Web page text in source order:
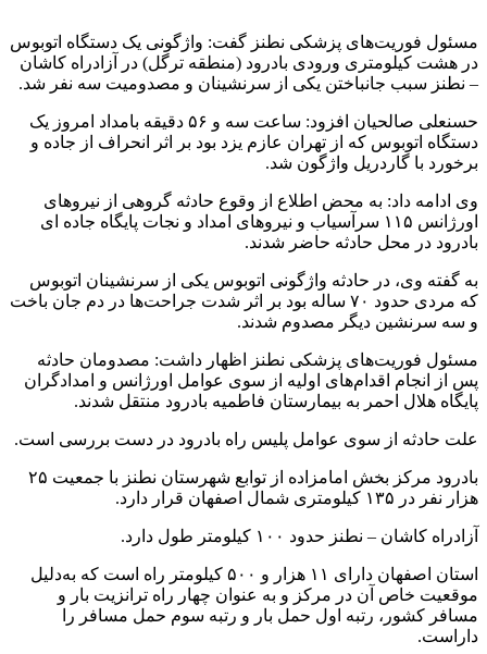
مسئول فوریت‌های پزشکی نطنز گفت: واژگونی یک دستگاه اتوبوس
در هشت کیلومتری ورودی بادرود (منطقه ترگل) در آزادراه کاشان
– نطنز سبب جانباختن یکی از سرنشینان و مصدومیت سه نفر شد.
حسنعلی صالحیان افزود: ساعت سه و ۵۶ دقیقه بامداد امروز یک
دستگاه اتوبوس که از تهران عازم یزد بود بر اثر انحراف از جاده و
برخورد با گاردریل واژگون شد.
وی ادامه داد: به محض اطلاع از وقوع حادثه گروهی از نیروهای
اورژانس ۱۱۵ سرآسیاب و نیروهای امداد و نجات پایگاه جاده ای
بادرود در محل حادثه حاضر شدند.
به گفته وی، در حادثه واژگونی اتوبوس یکی از سرنشینان اتوبوس
که مردی حدود ۷۰ ساله بود بر اثر شدت جراحت‌ها در دم جان باخت
و سه سرنشین دیگر مصدوم شدند.
مسئول فوریت‌های پزشکی نطنز اظهار داشت: مصدومان حادثه
پس از انجام اقدام‌های اولیه از سوی عوامل اورژانس و امدادگران
پایگاه هلال احمر به بیمارستان فاطمیه بادرود منتقل شدند.
علت حادثه از سوی عوامل پلیس راه بادرود در دست بررسی است.
بادرود مرکز بخش امامزاده از توابع شهرستان نطنز با جمعیت ۲۵
هزار نفر در ۱۳۵ کیلومتری شمال اصفهان قرار دارد.
آزادراه کاشان – نطنز حدود ۱۰۰ کیلومتر طول دارد.
استان اصفهان دارای ۱۱ هزار و ۵۰۰ کیلومتر راه است که به‌دلیل
موقعیت خاص آن در مرکز و به عنوان چهار راه ترانزیت بار و
مسافر کشور، رتبه اول حمل بار و رتبه سوم حمل مسافر را
داراست.